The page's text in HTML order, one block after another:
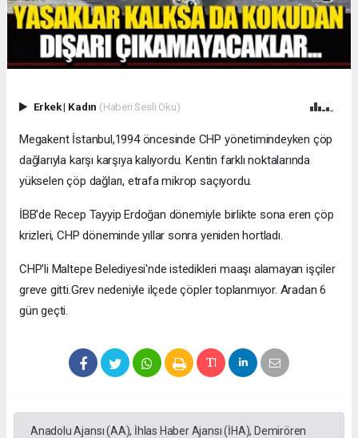
Erkek| Kadın (Haberi Sesli Oku)
Megakent İstanbul,1994 öncesinde CHP yönetimindeyken çöp
dağlarıyla karşı karşıya kalıyordu. Kentin farklı noktalarında
yükselen çöp dağları, etrafa mikrop saçıyordu.
İBB'de Recep Tayyip Erdoğan dönemiyle birlikte sona eren çöp
krizleri, CHP döneminde yıllar sonra yeniden hortladı.
CHP'li Maltepe Belediyesi'nde istedikleri maaşı alamayan işçiler
greve gitti.Grev nedeniyle ilçede çöpler toplanmıyor. Aradan 6
gün geçti.
Anadolu Ajansı (AA), İhlas Haber Ajansı (İHA), Demirören